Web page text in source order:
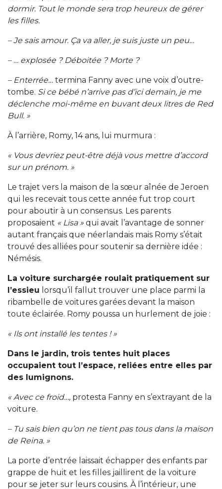
dormir. Tout le monde sera trop heureux de gérer
les filles.
– Je sais amour. Ça va aller, je suis juste un peu…
– … explosée ? Déboitée ? Morte ?
– Enterrée… termina Fanny avec une voix d’outre-
tombe. Si ce bébé n’arrive pas d’ici demain, je me
déclenche moi-même en buvant deux litres de Red
Bull. »
À l’arrière, Romy, 14 ans, lui murmura :
« Vous devriez peut-être déjà vous mettre d’accord
sur un prénom. »
Le trajet vers la maison de la sœur aînée de Jeroen
qui les recevait tous cette année fut trop court
pour aboutir à un consensus. Les parents
proposaient « Lisa » qui avait l’avantage de sonner
autant français que néerlandais mais Romy s’était
trouvé des alliées pour soutenir sa dernière idée :
Némésis.
La voiture surchargée roulait pratiquement sur
l’essieu lorsqu’il fallut trouver une place parmi la
ribambelle de voitures garées devant la maison
toute éclairée. Romy poussa un hurlement de joie :
« Ils ont installé les tentes ! »
Dans le jardin, trois tentes huit places
occupaient tout l’espace, reliées entre elles par
des lumignons.
« Avec ce froid…, protesta Fanny en s’extrayant de la
voiture.
– Tu sais bien qu’on ne tient pas tous dans la maison
de Reina. »
La porte d’entrée laissait échapper des enfants par
grappe de huit et les filles jaillirent de la voiture
pour se jeter sur leurs cousins. À l’intérieur, une